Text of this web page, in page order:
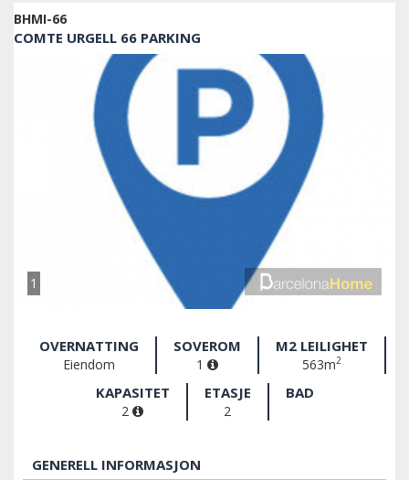
BHMI-66
COMTE URGELL 66 PARKING
1
OVERNATTING
Eiendom
SOVEROM
1
M2 LEILIGHET
563m2
KAPASITET
2
ETASJE
2
BAD
GENERELL INFORMASJON